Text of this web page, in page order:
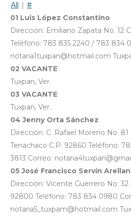
All | #
01 Luis López Constantino
Dirección: Emiliano Zapata No. 12
Teléfono: 783 835 2240 / 783 834
notaria1tuxpan@hotmail.com
02 VACANTE
Tuxpan, Ver.
03 VACANTE
Tuxpan, Ver.
04 Jenny Orta Sánchez
Dirección: C. Rafael Moreno No.
Tenachaco C.P. 92860 Teléfono:
3813 Correo:
05 José Francisco Servín
Dirección: Vicente Guerrero No. 32
92800 Teléfono: 783 834 0980
notaria5_tuxpam@hotmail.com